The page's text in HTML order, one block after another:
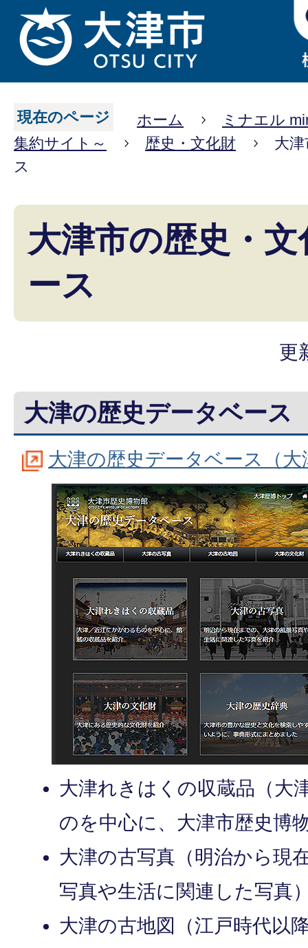
現在のページ ホーム
ミナエル
集約サイト～
歴史・文化財
大
ス
大津市の歴史・
ース
更
大津の歴史データベース
大津の歴史データベース（
大津れきはくの収蔵品（大
のを中心に、大津市歴史博
大津の古写真（明治から現
写真や生活に関連した写真
大津の古地図（江戸時代以